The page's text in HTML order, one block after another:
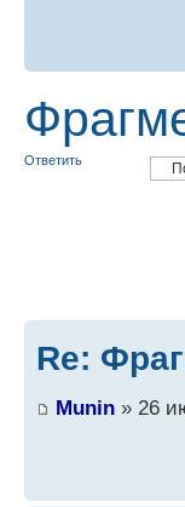
Ответить
Re:
Munin » 26